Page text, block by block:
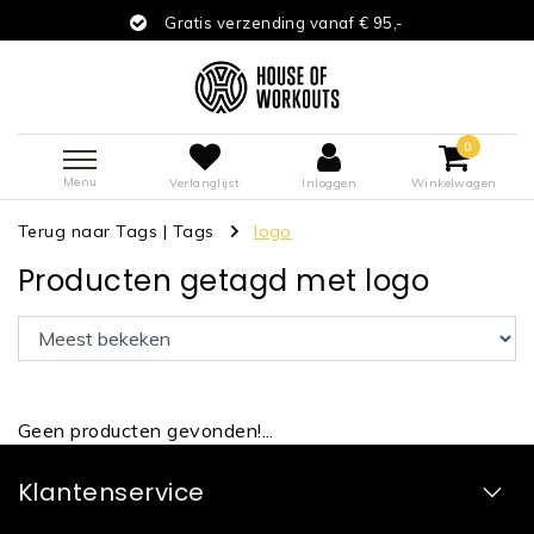
Gratis verzending vanaf € 95,-
Menu Verlanglijst Inloggen
0
Winkelwagen
Terug naar Tags | Tags logo
Producten getagd met logo
Geen producten gevonden!...
Klantenservice